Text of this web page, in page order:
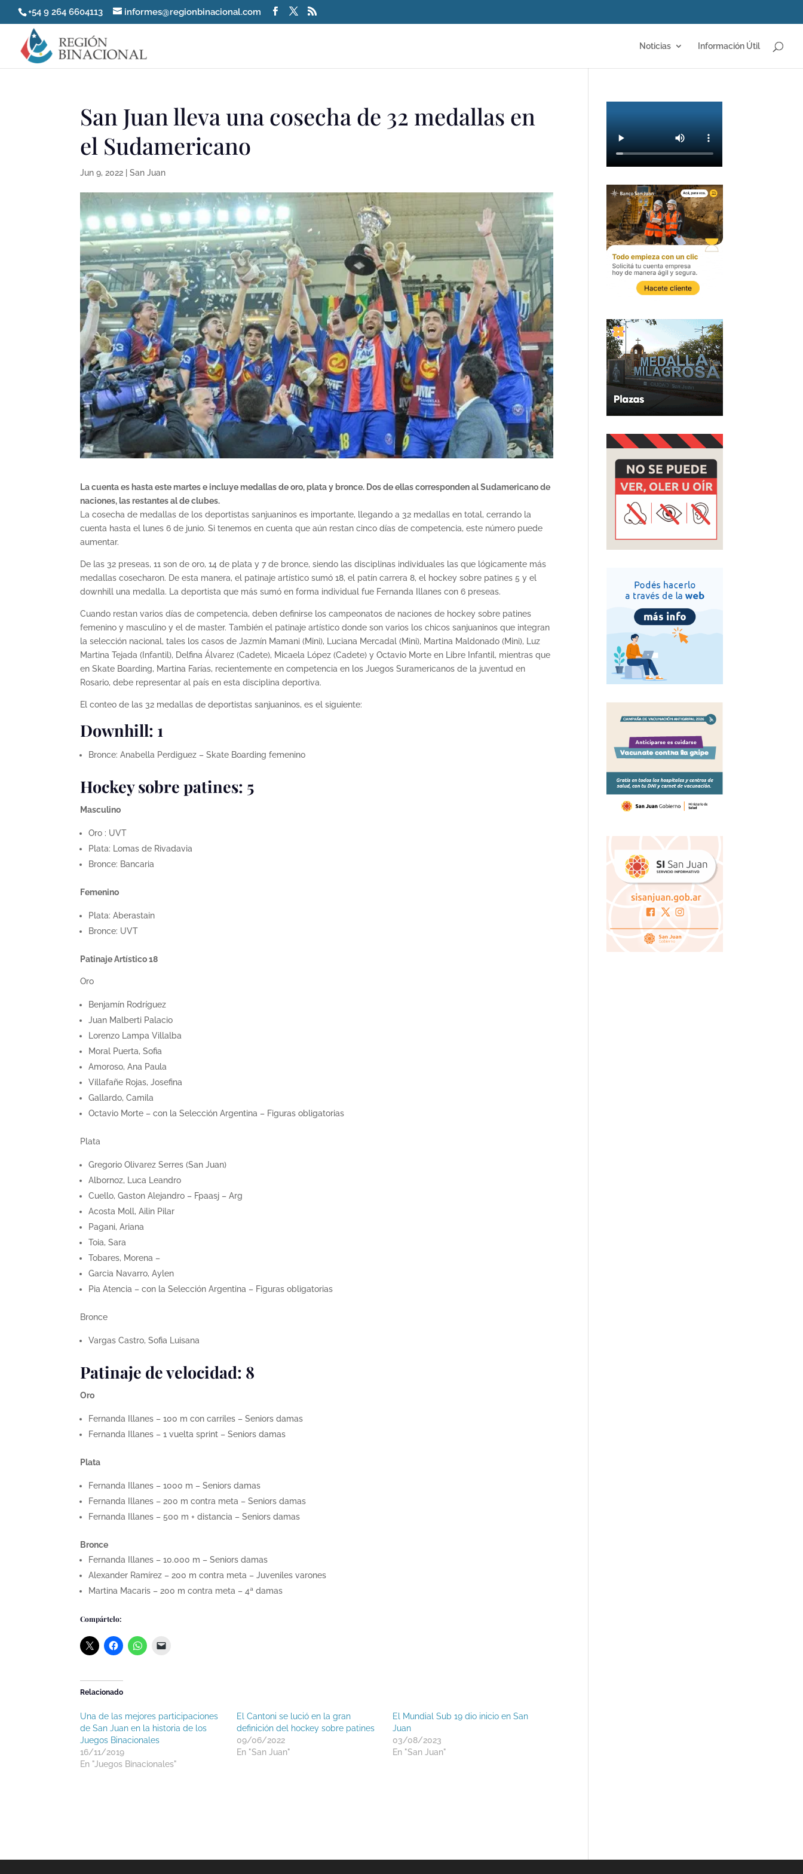
+54 9 264 6604113 informes@regionbinacional.com
Noticias Información Útil
San Juan lleva una cosecha de 32 medallas en
el Sudamericano
Jun 9, 2022 |San Juan
La cuenta es hasta este martes e incluye medallas de oro, plata y bronce. Dos de ellas corresponden al Sudamericano de
naciones, las restantes al de clubes.
La cosecha de medallas de los deportistas sanjuaninos es importante, llegando a 32 medallas en total, cerrando la
cuenta hasta el lunes 6 de junio. Si tenemos en cuenta que aún restan cinco días de competencia, este número puede
aumentar.
De las 32 preseas, 11 son de oro, 14 de plata y 7 de bronce, siendo las disciplinas individuales las que lógicamente más
medallas cosecharon. De esta manera, el patinaje artístico sumó 18, el patín carrera 8, el hockey sobre patines 5 y el
downhill una medalla. La deportista que más sumó en forma individual fue Fernanda Illanes con 6 preseas.
Cuando restan varios días de competencia, deben definirse los campeonatos de naciones de hockey sobre patines
femenino y masculino y el de master. También el patinaje artístico donde son varios los chicos sanjuaninos que integran
la selección nacional, tales los casos de Jazmín Mamani (Mini), Luciana Mercadal (Mini), Martina Maldonado (Mini), Luz
Martina Tejada (Infantil), Delfina Álvarez (Cadete), Micaela López (Cadete) y Octavio Morte en Libre Infantil, mientras que
en Skate Boarding, Martina Farías, recientemente en competencia en los Juegos Suramericanos de la juventud en
Rosario, debe representar al país en esta disciplina deportiva.
El conteo de las 32 medallas de deportistas sanjuaninos, es el siguiente:
Downhill: 1
Bronce: Anabella Perdiguez – Skate Boarding femenino
Hockey sobre patines: 5
Masculino
Oro : UVT
Plata: Lomas de Rivadavia
Bronce: Bancaria
Femenino
Plata: Aberastain
Bronce: UVT
Patinaje Artístico 18
Oro
Benjamín Rodríguez
Juan Malberti Palacio
Lorenzo Lampa Villalba
Moral Puerta, Sofia
Amoroso, Ana Paula
Villafañe Rojas, Josefina
Gallardo, Camila
Octavio Morte – con la Selección Argentina – Figuras obligatorias
Plata
Gregorio Olivarez Serres (San Juan)
Albornoz, Luca Leandro
Cuello, Gaston Alejandro – Fpaasj – Arg
Acosta Moll, Ailin Pilar
Pagani, Ariana
Toia, Sara
Tobares, Morena –
Garcia Navarro, Aylen
Pia Atencia – con la Selección Argentina – Figuras obligatorias
Bronce
Vargas Castro, Sofia Luisana
Patinaje de velocidad: 8
Oro
Fernanda Illanes – 100 m con carriles – Seniors damas
Fernanda Illanes – 1 vuelta sprint – Seniors damas
Plata
Fernanda Illanes – 1000 m – Seniors damas
Fernanda Illanes – 200 m contra meta – Seniors damas
Fernanda Illanes – 500 m + distancia – Seniors damas
Bronce
Fernanda Illanes – 10.000 m – Seniors damas
Alexander Ramírez – 200 m contra meta – Juveniles varones
Martina Macaris – 200 m contra meta – 4ª damas
Compártelo:
Relacionado
Una de las mejores participaciones
de San Juan en la historia de los
Juegos Binacionales
16/11/2019
En "Juegos Binacionales"
El Cantoni se lució en la gran
definición del hockey sobre patines
09/06/2022
En "San Juan"
El Mundial Sub 19 dio inicio en San
Juan
03/08/2023
En "San Juan"